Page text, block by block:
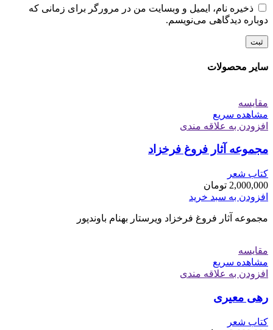
ذخیره نام، ایمیل و وبسایت من در مرورگر برای زمانی که
دوباره دیدگاهی می‌نویسم.
سایر محصولات
مقایسه
مشاهده سریع
افزودن به علاقه مندی
مجموعه آثار فروغ فرخزاد
کتاب شعر
2,000,000 تومان
افزودن به سبد خرید
مجموعه آثار فروغ فرخزاد ویرستار بهنام باوندپور
مقایسه
مشاهده سریع
افزودن به علاقه مندی
رهی معیری
کتاب شعر